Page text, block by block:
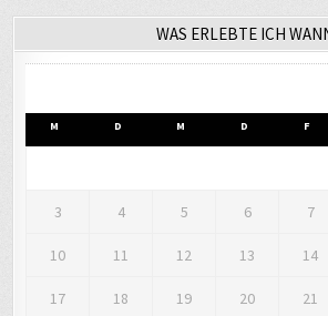
WAS ERLEBTE ICH
M D M D F
3 4 5 6 7
10 11 12 13 14
17 18 19 20 21